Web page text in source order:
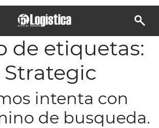
de etiquetas:
intenta con
de busqueda.